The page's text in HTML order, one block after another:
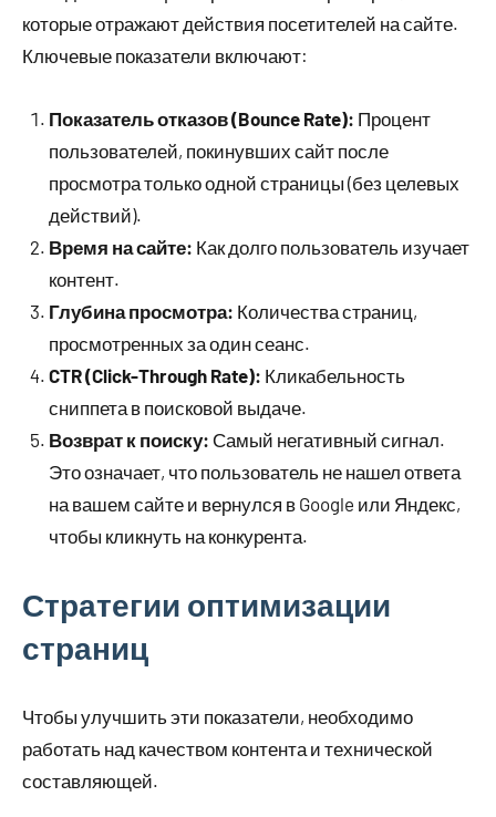
которые отражают действия посетителей на сайте.
Ключевые показатели включают:
Показатель отказов (Bounce Rate): Процент
пользователей, покинувших сайт после
просмотра только одной страницы (без целевых
действий).
Время на сайте: Как долго пользователь изучает
контент.
Глубина просмотра: Количества страниц,
просмотренных за один сеанс.
CTR (Click-Through Rate): Кликабельность
сниппета в поисковой выдаче.
Возврат к поиску: Самый негативный сигнал.
Это означает, что пользователь не нашел ответа
на вашем сайте и вернулся в Google или Яндекс,
чтобы кликнуть на конкурента.
Стратегии оптимизации
страниц
Чтобы улучшить эти показатели, необходимо
работать над качеством контента и технической
составляющей.